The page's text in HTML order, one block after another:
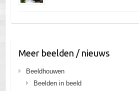
Meer beelden / nieuws
Beeldhouwen
Beelden in beeld